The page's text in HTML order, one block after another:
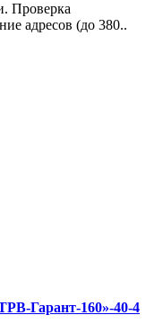
Проверка
адресов (до 380..
Гарант-160»-40-4